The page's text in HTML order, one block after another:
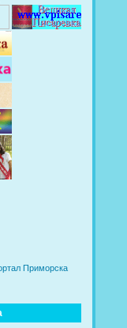
Приморска